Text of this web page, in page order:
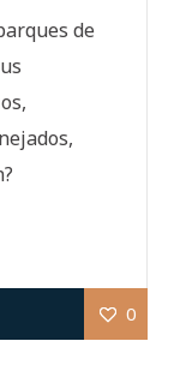
de
0